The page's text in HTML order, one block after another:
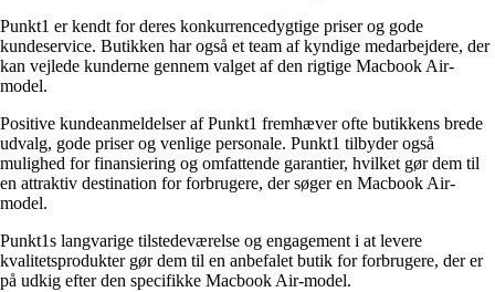
Punkt1 er kendt for deres konkurrencedygtige priser og gode
kundeservice. Butikken har også et team af kyndige medarbejdere, der
kan vejlede kunderne gennem valget af den rigtige Macbook Air-
model.
Positive kundeanmeldelser af Punkt1 fremhæver ofte butikkens brede
udvalg, gode priser og venlige personale. Punkt1 tilbyder også
mulighed for finansiering og omfattende garantier, hvilket gør dem til
en attraktiv destination for forbrugere, der søger en Macbook Air-
model.
Punkt1s langvarige tilstedeværelse og engagement i at levere
kvalitetsprodukter gør dem til en anbefalet butik for forbrugere, der er
på udkig efter den specifikke Macbook Air-model.